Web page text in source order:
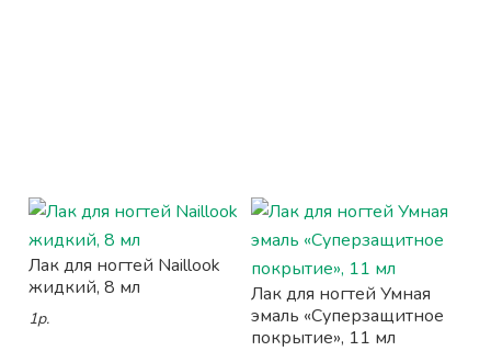
Лак для ногтей Naillook
жидкий, 8 мл
1р.
Лак для ногтей Умная
эмаль «Суперзащитное
покрытие», 11 мл